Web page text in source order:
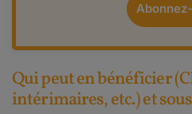
Qui peut en bénéficier
intérimaires, etc.) et